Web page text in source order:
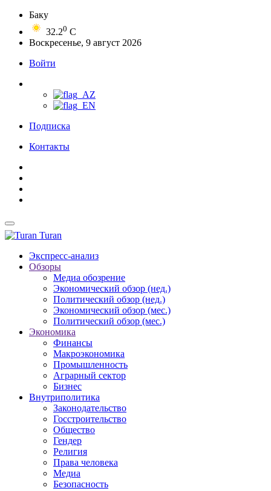
Баку
32.20 C
Воскресенье, 9 август 2026
Войти
Подписка
Контакты
Turan
Экспресс-анализ
Обзоры
Медиа обозрение
Экономический обзор (нед.)
Политический обзор (нед.)
Экономический обзор (мес.)
Политический обзор (мес.)
Экономика
Финансы
Макроэкономика
Промышленность
Аграрный сектор
Бизнес
Внутриполитика
Законодательство
Госстроительство
Общество
Гендер
Религия
Права человека
Медиа
Безопасность